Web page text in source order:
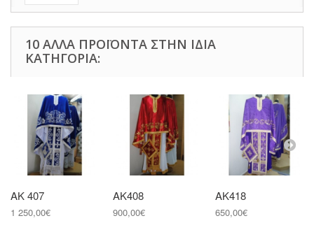
10 ΆΛΛΑ ΠΡΟΪΌΝΤΑ ΣΤΗΝ ΊΔΙΑ
ΚΑΤΗΓΟΡΊΑ:
AK 407
1 250,00€
AK408
900,00€
AK418
650,00€